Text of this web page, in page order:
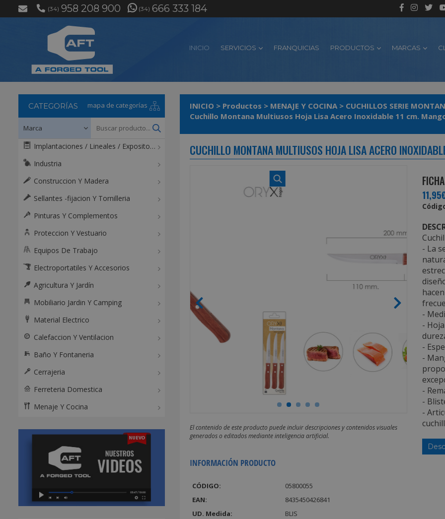
(34) 958 208 900 (34) 666 333 184
INICIO SERVICIOS FRANQUICIAS PRODUCTOS MARCAS
INICIO > Productos > MENAJE Y COCINA > CUCHILLOS SERIE
Cuchillo Montana Multiusos Hoja Lisa Acero Inoxidable 11 cm.
CUCHILLO MONTANA MULTIUSOS HOJA LISA ACERO
El contenido de este producto puede incluir descripciones y contenidos visuales
generados o editados mediante inteligencia artificial.
INFORMACIÓN PRODUCTO
CÓDIGO:
05800055
EAN:
8435450426841
UD. Medida:
BLIS
- La
-
-
-
-
-
-
-
CATEGORÍAS mapa de categorías
Implantaciones / Lineales / Expositores / Mostradores
Industria
Construccion Y Madera
Sellantes -fijacion Y Tornilleria
Pinturas Y Complementos
Proteccion Y Vestuario
Equipos De Trabajo
Electroportatiles Y Accesorios
Agricultura Y Jardín
Mobiliario Jardin Y Camping
Material Electrico
Calefaccion Y Ventilacion
Baño Y Fontaneria
Cerrajeria
Ferreteria Domestica
Menaje Y Cocina